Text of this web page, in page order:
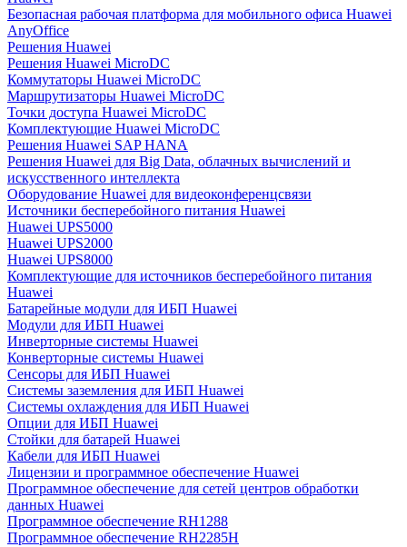
Безопасная рабочая платформа для мобильного офиса Huawei
AnyOffice
Решения Huawei
Решения Huawei MicroDC
Коммутаторы Huawei MicroDC
Маршрутизаторы Huawei MicroDC
Точки доступа Huawei MicroDC
Комплектующие Huawei MicroDC
Решения Huawei SAP HANA
Решения Huawei для Big Data, облачных вычислений и
искусственного интеллекта
Оборудование Huawei для видеоконференцсвязи
Источники бесперебойного питания Huawei
Huawei UPS5000
Huawei UPS2000
Huawei UPS8000
Комплектующие для источников бесперебойного питания
Huawei
Батарейные модули для ИБП Huawei
Модули для ИБП Huawei
Инверторные системы Huawei
Конверторные системы Huawei
Сенсоры для ИБП Huawei
Системы заземления для ИБП Huawei
Системы охлаждения для ИБП Huawei
Опции для ИБП Huawei
Стойки для батарей Huawei
Кабели для ИБП Huawei
Лицензии и программное обеспечение Huawei
Программное обеспечение для сетей центров обработки
данных Huawei
Программное обеспечение RH1288
Программное обеспечение RH2285H